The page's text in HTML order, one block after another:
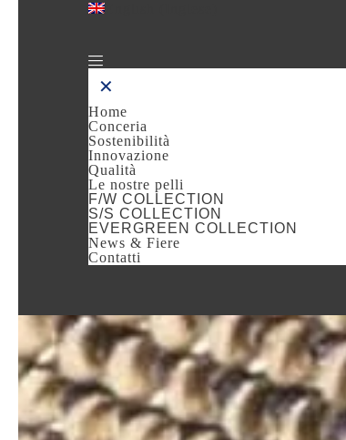
✕
Home
Conceria
Sostenibilità
Innovazione
Qualità
Le nostre pelli
F/W COLLECTION
S/S COLLECTION
EVERGREEN COLLECTION
News & Fiere
Contatti